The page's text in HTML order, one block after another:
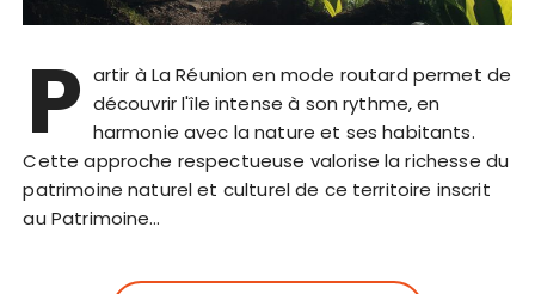
P artir à La Réunion en mode routard permet de
découvrir l'île intense à son rythme, en
harmonie avec la nature et ses habitants.
Cette approche respectueuse valorise la richesse du
patrimoine naturel et culturel de ce territoire inscrit
au Patrimoine…